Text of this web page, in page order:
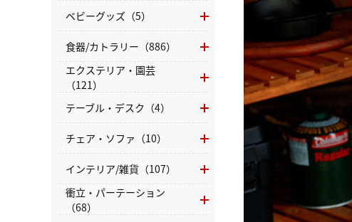
ベビーグッズ（5）
食器/カトラリー（886）
エクステリア・園芸
（121）
テーブル・デスク（4）
チェア・ソファ（10）
インテリア/雑貨（107）
衝立・パーテーション
（68）